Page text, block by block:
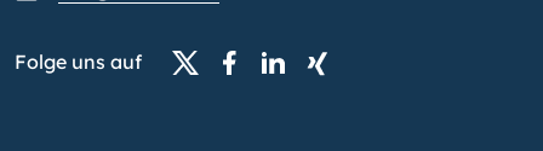
Folge uns auf